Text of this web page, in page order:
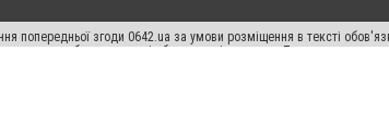
попередньої згоди 0642.ua за умови розміщення в тексті
другого абзацу в тексті або в якості джерела. Порушення